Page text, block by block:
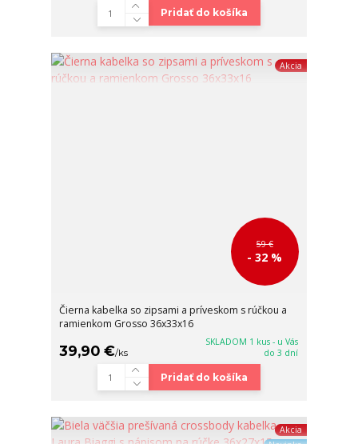
Pridať do košíka
Akcia
59 €
- 32 %
Čierna kabelka so zipsami a príveskom s rúčkou a
ramienkom Grosso 36x33x16
39,90 €/ks
SKLADOM 1 kus - u Vás
do 3 dní
Pridať do košíka
Akcia